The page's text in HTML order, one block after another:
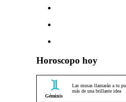
Horoscopo hoy